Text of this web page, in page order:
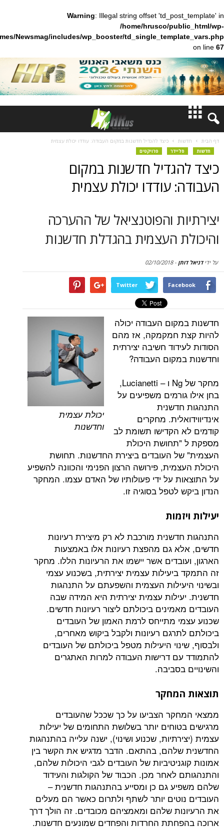
Warning: Illegal string offset
/home/hrusco/
content/themes/Newsmag/includes/wp_booster/
חדשות
כיצד להגדיל חדשנות במקום העבודה: עודדו יכולת עצמית
פרויקטים
חדשנות במקום
עודדו יכולת עצמית
והפוטנציאל של ההערכה
העצמית בהגדלת חדשנות
-
02/10/2018
Twitter
יכולת עצמית
וחדשנות
העבודה יכולה
חמקמקה, אז מהם
חשיבה יצירתית
העבודה?
מחקר של Ng ו – Lucianetti,
משפיעים על
מחקרים
הקדישו תשומת לב
היכולת
העובדים ביצירת החדשנות. תחושת
פירושה הרצון הפנימי והכוונה להשפיע
על ידי פעולותיו של האדם עצמו. המחקר
לטפל בסוגיה זו.
מורכבת לא רק מיצירת רעיונות
גם מהפצת רעיונות אלו באמצעות
אשר יישמו את הרעיונות הללו. מחקר
עצמית יצירתית, בשכנוע עצמי
העצמית והשפעתם על התנהגות
עצמית יצירתית היא המידה שבה
ביכולתם ליצור רעיונות חדשים.
מתייחס לרמת האמון של העובדים
רעיונות ולקבל ביקוש מאחרים,
היעילות מטפל ביכולתם של העובדים
דרישות העבודה למרות האתגרים
בסביבה.
הצביעו על כך שככל שהעובדים
יותר בשלושת התחומים של יעילות
שכנוע ושינוי), ישנה עלייה בהתנהגות
בהתאם. הדבר מדגיש את הקשר בין
של העובדים לגבי היכולות שלהם,
לאחר מכן. הכבוד של הקולגות והעידוד
גם כן ומסייע בהתנהגות חדשנית –
יותר לשתף ולתרום כאשר הם מעלים
שלהם ומאמציהם מכובדים. זה הולך דרך
החרדות והפחדים שמונעים חדשנות.